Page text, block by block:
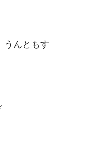
んともす